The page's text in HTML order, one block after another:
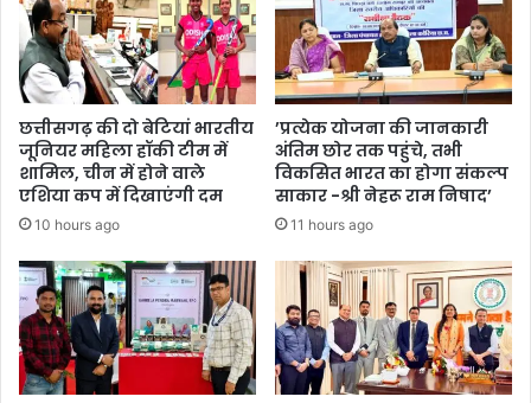
लाखों
के
जेबरात
छत्तीसगढ़ की दो बेटियां भारतीय
जूनियर महिला हॉकी टीम में
शामिल, चीन में होने वाले
एशिया कप में दिखाएंगी दम
10 hours ago
’प्रत्येक योजना की जानकारी
अंतिम छोर तक पहुंचे, तभी
विकसित भारत का होगा संकल्प
साकार -श्री नेहरू राम निषाद’
11 hours ago